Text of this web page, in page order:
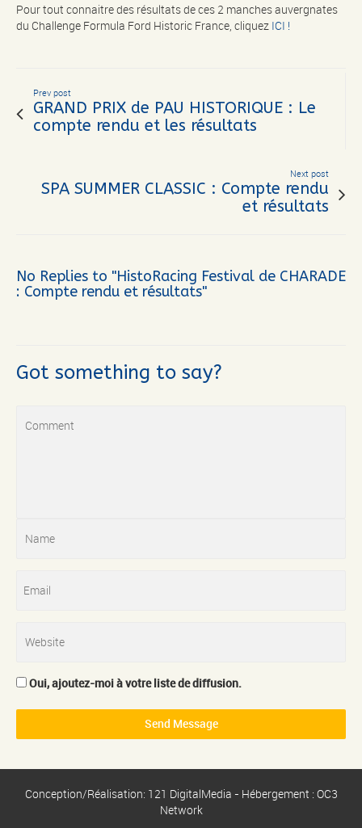
Pour tout connaitre des résultats de ces 2 manches auvergnates
du Challenge Formula Ford Historic France, cliquez ICI !
Prev post
GRAND PRIX de PAU HISTORIQUE : Le
compte rendu et les résultats
Next post
SPA SUMMER CLASSIC : Compte rendu
et résultats
No Replies to "HistoRacing Festival de CHARADE
: Compte rendu et résultats"
Got something to say?
Oui, ajoutez-moi à votre liste de diffusion.
Conception/Réalisation: 121 DigitalMedia - Hébergement : OC3
Network